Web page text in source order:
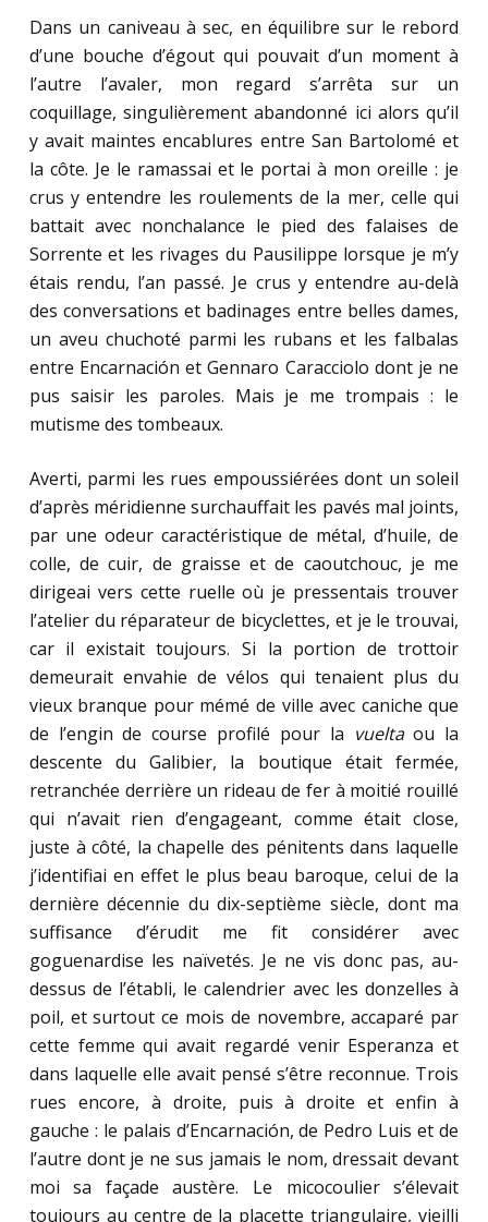
Dans un caniveau à sec, en équilibre sur le rebord
d’une bouche d’égout qui pouvait d’un moment à
l’autre l’avaler, mon regard s’arrêta sur un
coquillage, singulièrement abandonné ici alors qu’il
y avait maintes encablures entre San Bartolomé et
la côte. Je le ramassai et le portai à mon oreille : je
crus y entendre les roulements de la mer, celle qui
battait avec nonchalance le pied des falaises de
Sorrente et les rivages du Pausilippe lorsque je m’y
étais rendu, l’an passé. Je crus y entendre au-delà
des conversations et badinages entre belles dames,
un aveu chuchoté parmi les rubans et les falbalas
entre Encarnación et Gennaro Caracciolo dont je ne
pus saisir les paroles. Mais je me trompais : le
mutisme des tombeaux.
Averti, parmi les rues empoussiérées dont un soleil
d’après méridienne surchauffait les pavés mal joints,
par une odeur caractéristique de métal, d’huile, de
colle, de cuir, de graisse et de caoutchouc, je me
dirigeai vers cette ruelle où je pressentais trouver
l’atelier du réparateur de bicyclettes, et je le trouvai,
car il existait toujours. Si la portion de trottoir
demeurait envahie de vélos qui tenaient plus du
vieux branque pour mémé de ville avec caniche que
de l’engin de course profilé pour la vueltaou la
descente du Galibier, la boutique était fermée,
retranchée derrière un rideau de fer à moitié rouillé
qui n’avait rien d’engageant, comme était close,
juste à côté, la chapelle des pénitents dans laquelle
j’identifiai en effet le plus beau baroque, celui de la
dernière décennie du dix-septième siècle, dont ma
suffisance d’érudit me fit considérer avec
goguenardise les naïvetés. Je ne vis donc pas, au-
dessus de l’établi, le calendrier avec les donzelles à
poil, et surtout ce mois de novembre, accaparé par
cette femme qui avait regardé venir Esperanza et
dans laquelle elle avait pensé s’être reconnue. Trois
rues encore, à droite, puis à droite et enfin à
gauche : le palais d’Encarnación, de Pedro Luis et de
l’autre dont je ne sus jamais le nom, dressait devant
moi sa façade austère. Le micocoulier s’élevait
toujours au centre de la placette triangulaire, vieilli